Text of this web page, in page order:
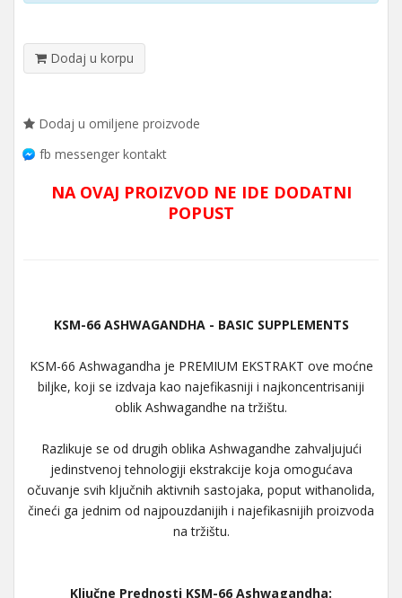
Dodaj u korpu
Dodaj u omiljene proizvode
fb messenger kontakt
NA OVAJ PROIZVOD NE IDE DODATNI
POPUST
KSM-66 ASHWAGANDHA - BASIC SUPPLEMENTS
KSM-66 Ashwagandha je PREMIUM EKSTRAKT ove moćne
biljke, koji se izdvaja kao najefikasniji i najkoncentrisaniji
oblik Ashwagandhe na tržištu.
Razlikuje se od drugih oblika Ashwagandhe zahvaljujući
jedinstvenoj tehnologiji ekstrakcije koja omogućava
očuvanje svih ključnih aktivnih sastojaka, poput withanolida,
čineći ga jednim od najpouzdanijih i najefikasnijih proizvoda
na tržištu.
Ključne Prednosti KSM-66 Ashwagandha: